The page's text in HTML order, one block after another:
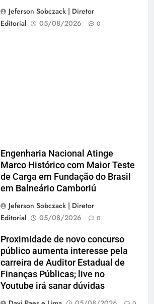
Jeferson Sobczack | Diretor
Editorial
05/08/2026 0
Engenharia Nacional Atinge
Marco Histórico com Maior Teste
de Carga em Fundação do Brasil
em Balneário Camboriú
Jeferson Sobczack | Diretor
Editorial
05/08/2026 0
Proximidade de novo concurso
público aumenta interesse pela
carreira de Auditor Estadual de
Finanças Públicas; live no
Youtube irá sanar dúvidas